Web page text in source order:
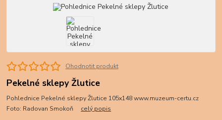
Ohodnotit produkt
Pekelné sklepy Žlutice
Pohlednice Pekelné sklepy Žlutice 105x148 www.muzeum-certu.cz
Foto: Radovan Smokoň celý popis